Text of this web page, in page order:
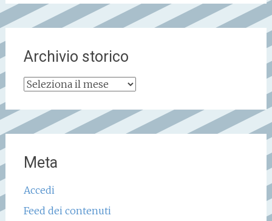
Archivio storico
Archivio
Meta
Accedi
Feed dei contenuti